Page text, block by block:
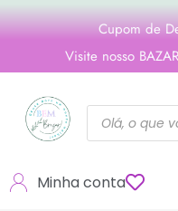
Cupom de
Visite nosso
Minha conta